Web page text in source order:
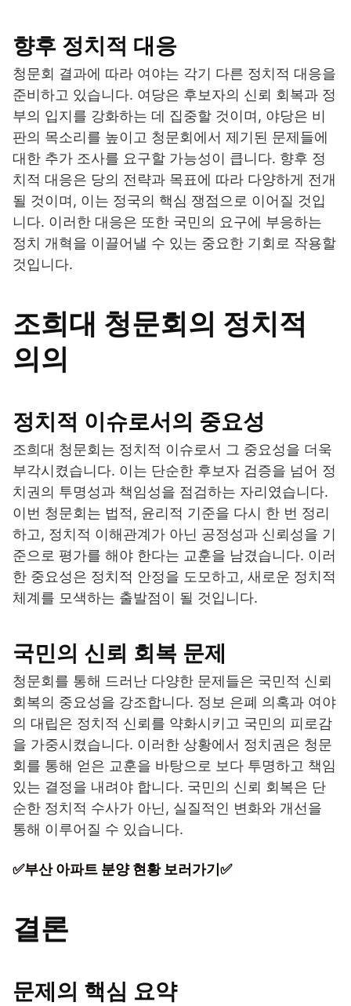
향후 정치적 대응
청문회 결과에 따라 여야는 각기 다른 정치적 대응을
준비하고 있습니다. 여당은 후보자의 신뢰 회복과 정
부의 입지를 강화하는 데 집중할 것이며, 야당은 비
판의 목소리를 높이고 청문회에서 제기된 문제들에
대한 추가 조사를 요구할 가능성이 큽니다. 향후 정
치적 대응은 당의 전략과 목표에 따라 다양하게 전개
될 것이며, 이는 정국의 핵심 쟁점으로 이어질 것입
니다. 이러한 대응은 또한 국민의 요구에 부응하는
정치 개혁을 이끌어낼 수 있는 중요한 기회로 작용할
것입니다.
조희대 청문회의 정치적
의의
정치적 이슈로서의 중요성
조희대 청문회는 정치적 이슈로서 그 중요성을 더욱
부각시켰습니다. 이는 단순한 후보자 검증을 넘어 정
치권의 투명성과 책임성을 점검하는 자리였습니다.
이번 청문회는 법적, 윤리적 기준을 다시 한 번 정리
하고, 정치적 이해관계가 아닌 공정성과 신뢰성을 기
준으로 평가를 해야 한다는 교훈을 남겼습니다. 이러
한 중요성은 정치적 안정을 도모하고, 새로운 정치적
체계를 모색하는 출발점이 될 것입니다.
국민의 신뢰 회복 문제
청문회를 통해 드러난 다양한 문제들은 국민적 신뢰
회복의 중요성을 강조합니다. 정보 은폐 의혹과 여야
의 대립은 정치적 신뢰를 약화시키고 국민의 피로감
을 가중시켰습니다. 이러한 상황에서 정치권은 청문
회를 통해 얻은 교훈을 바탕으로 보다 투명하고 책임
있는 결정을 내려야 합니다. 국민의 신뢰 회복은 단
순한 정치적 수사가 아닌, 실질적인 변화와 개선을
통해 이루어질 수 있습니다.
✅부산 아파트 분양 현황 보러가기✅
결론
문제의 핵심 요약